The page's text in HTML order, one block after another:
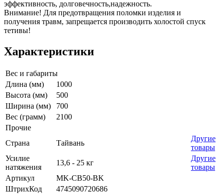
эффективность, долговечность,надежность.
Внимание! Для предотвращения поломки изделия и
получения травм, запрещается производить холостой спуск
тетивы!
Характеристики
Вес и габариты
Длина (мм)
1000
Высота (мм)
500
Ширина (мм)
700
Вес (грамм)
2100
Прочие
Страна
Тайвань
Другие
товары
Усилие
натяжения
13,6 - 25 кг
Другие
товары
Артикул
MK-CB50-BK
ШтрихКод
4745090720686